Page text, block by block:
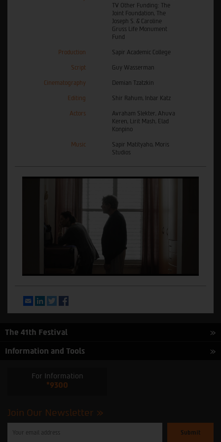
TV Other Funding: The
Joint Foundation, The
Joseph S. & Caroline
Gruss Life Monument
Fund
Production Sapir Academic College
Script Guy Wasserman
Cinematography Demian Tzatzkin
Editing Shir Rahum, Inbar Katz
Actors
Avraham Slekter, Ahuva
Keren, Lirit Mash, Elad
Konpino
Music
Sapir Matityaho, Moris
Studios
EmailLinkedInTwitter
The 41th Festival
Information and Tools
For Information
*9300
Join Our Newsletter
enter